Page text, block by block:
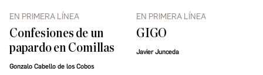
EN PRIMERA LÍNEA
Confesiones de un
papardo en Comillas
Gonzalo Cabello de los Cobos
EN PRIMERA LÍNEA
GIGO
Javier Junceda